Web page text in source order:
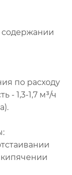
содержании
по расходу
- 1,3-1,7 м³/ч